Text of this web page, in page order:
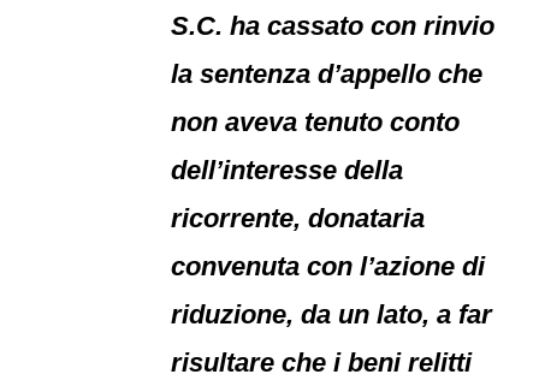
S.C. ha cassato con rinvio
la sentenza d’appello che
non aveva tenuto conto
dell’interesse della
ricorrente, donataria
convenuta con l’azione di
riduzione, da un lato, a far
risultare che i beni relitti